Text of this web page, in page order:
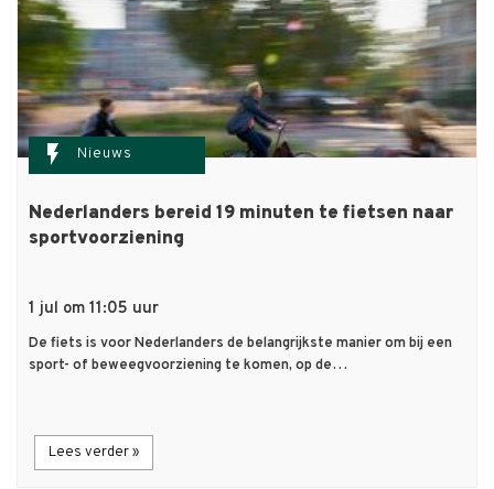
flash_on Nieuws
Nederlanders bereid 19 minuten te fietsen naar
sportvoorziening
1 jul om 11:05 uur
De fiets is voor Nederlanders de belangrijkste manier om bij een
sport- of beweegvoorziening te komen, op de…
Lees verder »